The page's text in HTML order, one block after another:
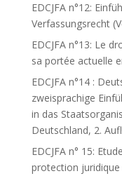
EDCJFA n°12:
Verfassungsrecht
EDCJFA n°13: Le
sa portée actuelle
EDCJFA n°14 :
zweisprachige
in das
Deutschland, 2.
EDCJFA n° 15:
protection